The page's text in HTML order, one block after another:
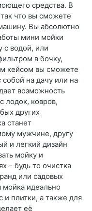
средства. В
что вы сможете
Вы абсолютно
мини мойки
с водой, или
в бочку,
кейсом вы сможете
собой на дачу или на
возможность
лодок, ковров,
других
станет
мужчине, другу
и легкий дизайн
мойку и
– будь то очистка
или садовых
мойка идеально
и плитки, а также для
её